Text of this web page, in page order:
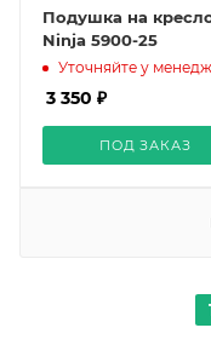
Подушка на
Ninja 5900-25
Уточняйте у
3 350 ₽
ПОД ЗАКАЗ